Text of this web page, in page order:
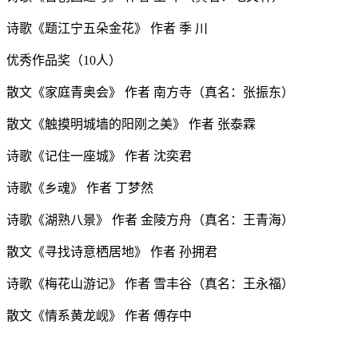
诗歌《题江宁五朵金花》 作者 季 川
优秀作品奖（10人）
散文《家庭青奥会》 作者 南方寺（真名：张振东）
散文《触摸明城墙的阳刚之美》 作者 张泰霖
诗歌《记住一座城》 作者 沈奕君
诗歌《乡魂》 作者 丁梦然
诗歌《湖熟八景》 作者 金陵方舟（真名：王青海）
散文《寻找诗意栖居地》 作者 孙拥君
诗歌《梅花山游记》 作者 雪丰谷（真名：王永福）
散文《情系黄龙岘》 作者 傅存中